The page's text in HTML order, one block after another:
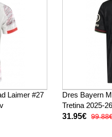
Laimer #27
Dres Bayern
Tretina 2025-
31.95€